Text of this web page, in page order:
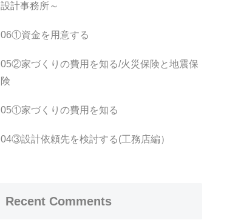
設計事務所～
06①資金を用意する
05②家づくりの費用を知る/火災保険と地震保
険
05①家づくりの費用を知る
04③設計依頼先を検討する(工務店編）
Recent Comments